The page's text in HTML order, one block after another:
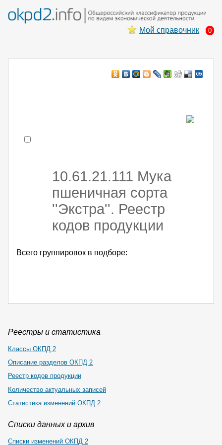
Мой справочник 0
10.61.21.111 Мука
пшеничная сорта
''Экстра''. Реестр
кодов продукции
Всего группировок в подборе:
Реестры и статистика
Классы ОКПД 2
Описание разделов ОКПД 2
Реестр кодов продукции
Количество актуальных записей
Статистика изменений ОКПД 2
Списки данных и архив
Списки изменений ОКПД 2